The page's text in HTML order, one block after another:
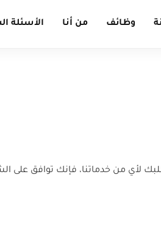
وظائف من أنا الأسئلة
لأي من خدماتنا، فإنك توافق على